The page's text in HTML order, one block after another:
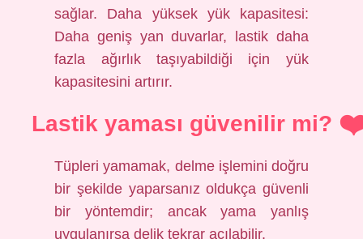
sağlar. Daha yüksek yük kapasitesi:
Daha geniş yan duvarlar, lastik daha
fazla ağırlık taşıyabildiği için yük
kapasitesini artırır.
Lastik yaması güvenilir mi?
Tüpleri yamamak, delme işlemini doğru
bir şekilde yaparsanız oldukça güvenli
bir yöntemdir; ancak yama yanlış
uygulanırsa delik tekrar açılabilir.